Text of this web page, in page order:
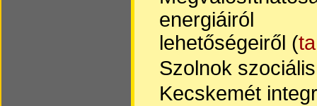
lehetőségeiről (
Szolnok
Kecskemét